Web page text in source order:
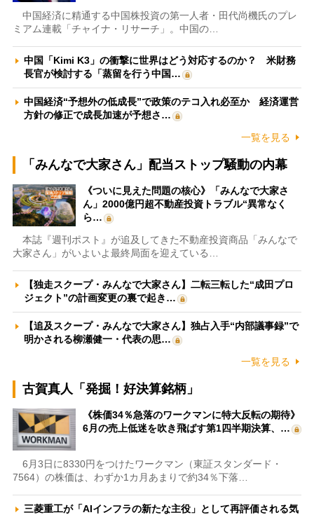
中国経済に精通する中国株投資の第一人者・田代尚機氏のプレ
ミアム連載「チャイナ・リサーチ」。中国の…
中国「Kimi K3」の衝撃に世界はどう対応するのか？ 米財務
長官が検討する「蒸留を行う中国…
中国経済“予想外の低成長”で政策のテコ入れ必至か 経済運営
方針の修正で成長加速が予想さ…
一覧を見る
「みんなで大家さん」配当ストップ騒動の内幕
《ついに見えた問題の核心》「みんなで大家さ
ん」2000億円超不動産投資トラブル“異常なく
ら…
本誌『週刊ポスト』が追及してきた不動産投資商品「みんなで
大家さん」がいよいよ最終局面を迎えている…
【独走スクープ・みんなで大家さん】二転三転した“成田プロ
ジェクト”の計画変更の裏で起き…
【追及スクープ・みんなで大家さん】独占入手“内部議事録”で
明かされる柳瀬健一・代表の思…
一覧を見る
古賀真人「発掘！好決算銘柄」
《株価34％急落のワークマンに特大反転の期待》
6月の売上低迷を吹き飛ばす第1四半期決算、…
6月3日に8330円をつけたワークマン（東証スタンダード・
7564）の株価は、わずか1カ月あまりで約34％下落…
三菱重工が「AIインフラの新たな主役」として再評価される気